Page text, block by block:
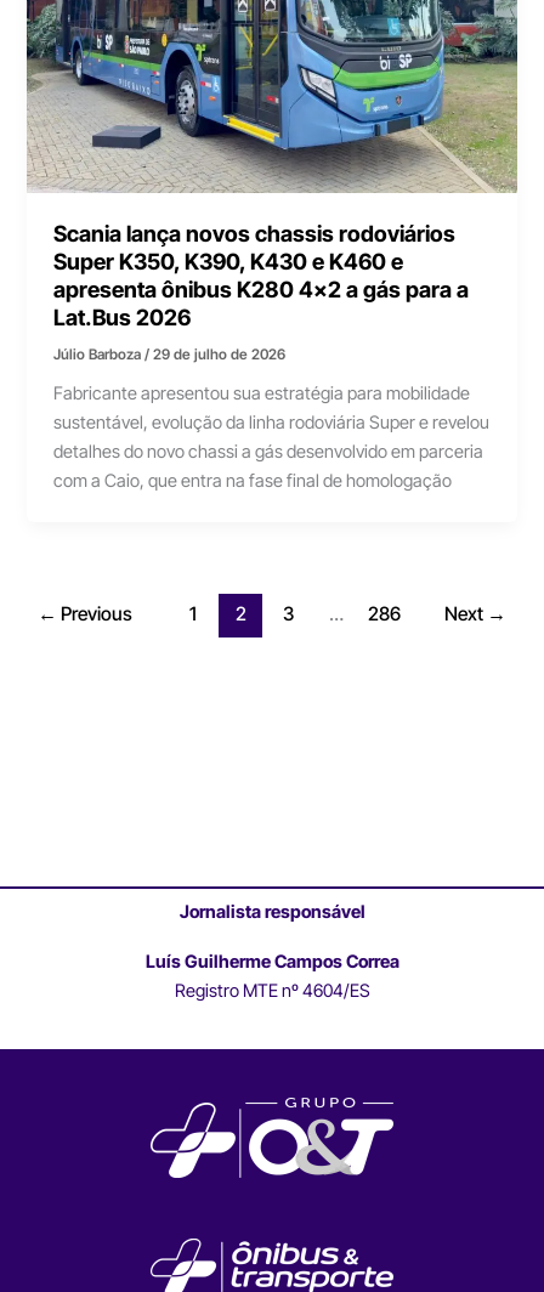
Scania lança novos chassis rodoviários
Super K350, K390, K430 e K460 e
apresenta ônibus K280 4×2 a gás para a
Lat.Bus 2026
Júlio Barboza/29 de julho de 2026
Fabricante apresentou sua estratégia para mobilidade
sustentável, evolução da linha rodoviária Super e revelou
detalhes do novo chassi a gás desenvolvido em parceria
com a Caio, que entra na fase final de homologação
← Previous 1 2 3 … 286 Next →
Jornalista responsável
Luís Guilherme Campos Correa
Registro MTE nº 4604/ES